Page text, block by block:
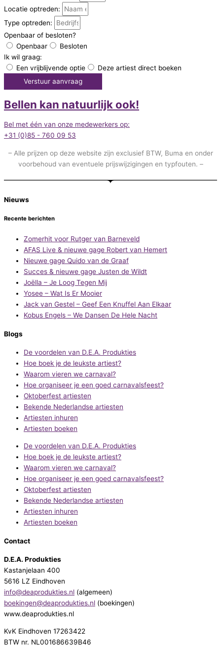
Locatie optreden:
Type optreden:
Openbaar of besloten?
Openbaar
Besloten
Ik wil graag:
Een vrijblijvende optie
Deze artiest direct boeken
Verstuur aanvraag
Bellen kan natuurlijk ook!
Bel met één van onze medewerkers op:
+31 (0)85 - 760 09 53
– Alle prijzen op deze website zijn exclusief BTW, Buma en onder
voorbehoud van eventuele prijswijzigingen en typfouten. –
Nieuws
Recente berichten
Zomerhit voor Rutger van Barneveld
AFAS Live & nieuwe gage Robert van Hemert
Nieuwe gage Quido van de Graaf
Succes & nieuwe gage Justen de Wildt
Joëlla – Je Loog Tegen Mij
Yosee – Wat Is Er Mooier
Jack van Gestel – Geef Een Knuffel Aan Elkaar
Kobus Engels – We Dansen De Hele Nacht
Blogs
De voordelen van D.E.A. Produkties
Hoe boek je de leukste artiest?
Waarom vieren we carnaval?
Hoe organiseer je een goed carnavalsfeest?
Oktoberfest artiesten
Bekende Nederlandse artiesten
Artiesten inhuren
Artiesten boeken
De voordelen van D.E.A. Produkties
Hoe boek je de leukste artiest?
Waarom vieren we carnaval?
Hoe organiseer je een goed carnavalsfeest?
Oktoberfest artiesten
Bekende Nederlandse artiesten
Artiesten inhuren
Artiesten boeken
Contact
D.E.A. Produkties
Kastanjelaan 400
5616 LZ Eindhoven
info@deaprodukties.nl (algemeen)
boekingen@deaprodukties.nl (boekingen)
www.deaprodukties.nl
KvK Eindhoven 17263422
BTW nr. NL001686639B46